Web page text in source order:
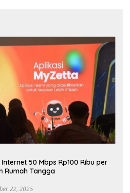
50 Mbps Rp100 Ribu per
Rumah Tangga
22, 2025